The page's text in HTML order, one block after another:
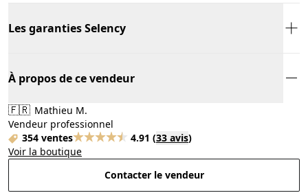
Les garanties Selency
À propos de ce vendeur
🇫🇷 Mathieu M.
Vendeur professionnel
354 ventes
4.91 (33 avis)
Voir la boutique
Contacter le vendeur